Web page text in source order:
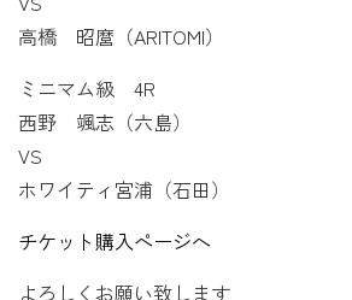
高橋 昭麿（ARITOMI）
ミニマム級 4R
西野 颯志（六島）
VS
ホワイティ宮浦（石田）
チケット購入ページへ
よろしくお願い致します